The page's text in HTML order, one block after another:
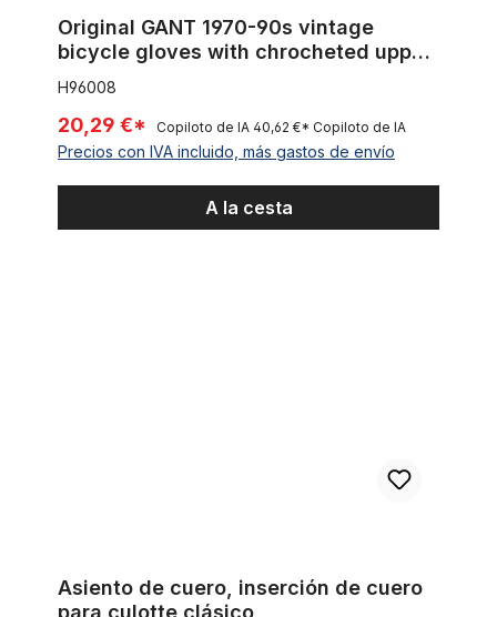
Original GANT 1970-90s vintage
bicycle gloves with chrocheted upper
hand Size 8
H96008
20,29 €* Copiloto de IA 40,62 €* Copiloto de IA
Precios con IVA incluido, más gastos de envío
A la cesta
Asiento de cuero, inserción de cuero
para culotte clásico